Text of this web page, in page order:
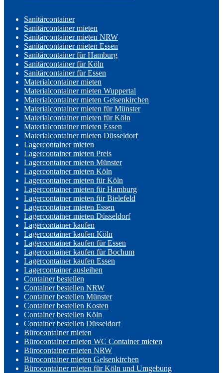
Sanitärcontainer
Sanitärcontainer mieten
Sanitärcontainer mieten NRW
Sanitärcontainer mieten Essen
Sanitärcontainer für Hamburg
Sanitärcontainer für Köln
Sanitärcontainer für Essen
Materialcontainer mieten
Materialcontainer mieten Wuppertal
Materialcontainer mieten Gelsenkirchen
Materialcontainer mieten für Münster
Materialcontainer mieten für Köln
Materialcontainer mieten Essen
Materialcontainer mieten Düsseldorf
Lagercontainer mieten
Lagercontainer mieten Preis
Lagercontainer mieten Münster
Lagercontainer mieten Köln
Lagercontainer mieten für Köln
Lagercontainer mieten für Hamburg
Lagercontainer mieten für Bielefeld
Lagercontainer mieten Essen
Lagercontainer mieten Düsseldorf
Lagercontainer kaufen
Lagercontainer kaufen Köln
Lagercontainer kaufen für Essen
Lagercontainer kaufen für Bochum
Lagercontainer kaufen Essen
Lagercontainer ausleihen
Container bestellen
Container bestellen NRW
Container bestellen Münster
Container bestellen Kosten
Container bestellen Köln
Container bestellen Düsseldorf
Bürocontainer mieten
Bürocontainer mieten WC Container mieten
Bürocontainer mieten NRW
Bürocontainer mieten Gelsenkirchen
Bürocontainer mieten für Köln und Umgebung